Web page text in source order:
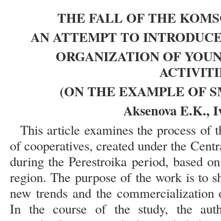
THE FALL OF THE
AN ATTEMPT TO
ORGANIZATION OF
(ON THE EXAMPLE OF
Aksenova E.K.,
This article examines the process of
of cooperatives, created under the
during the Perestroika period, based
region. The purpose of the work is to
new trends and the
In the course of the study, the